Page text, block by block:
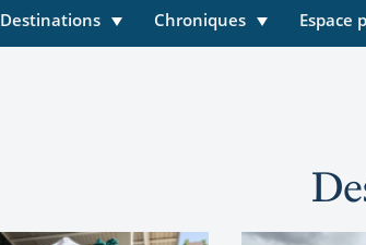
Destinations Chroniques Espace